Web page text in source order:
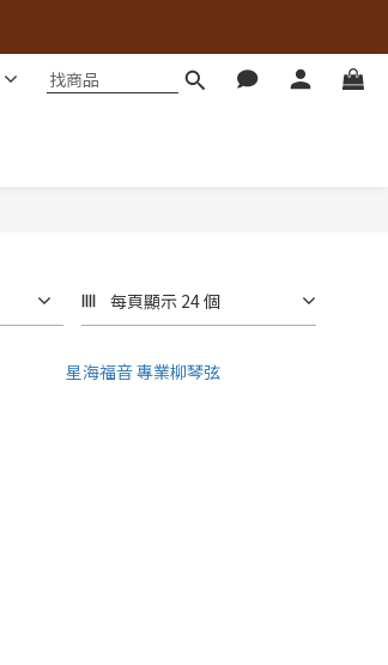
每頁顯示 24 個